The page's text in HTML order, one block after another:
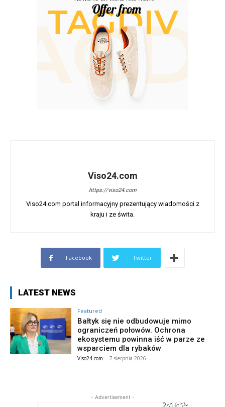
Viso24.com
https://viso24.com
Viso24.com portal informacyjny prezentujący wiadomości z
kraju i ze świta.
Facebook Twitter
LATEST NEWS
Featured
Bałtyk się nie odbudowuje mimo
ograniczeń połowów. Ochrona
ekosystemu powinna iść w parze ze
wsparciem dla rybaków
Viso24.com - 7 sierpnia 2026
- Advertisement -